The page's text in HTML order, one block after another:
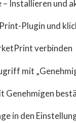
Plugin und
mit
in den